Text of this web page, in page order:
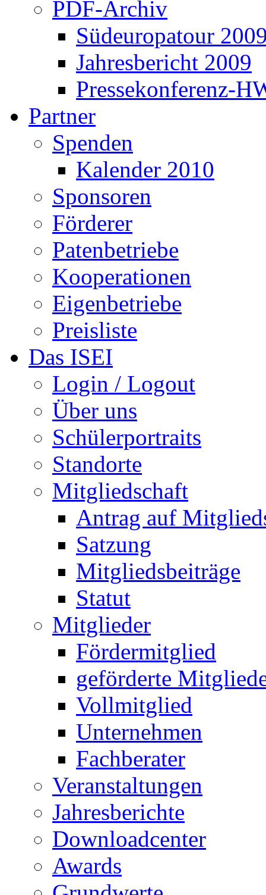
PDF-Archiv
Südeuropatour
Jahresbericht 2009
Pressekonferenz-
Partner
Spenden
Kalender 2010
Sponsoren
Förderer
Patenbetriebe
Kooperationen
Eigenbetriebe
Preisliste
Das ISEI
Login / Logout
Über uns
Schülerportraits
Standorte
Mitgliedschaft
Antrag auf
Satzung
Mitgliedsbeiträge
Statut
Mitglieder
Fördermitglied
geförderte
Vollmitglied
Unternehmen
Fachberater
Veranstaltungen
Jahresberichte
Downloadcenter
Awards